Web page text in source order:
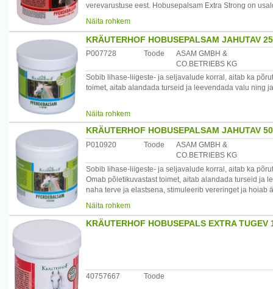
verevarustuse eest. Hobusepalsam Extra Strong on
Sobib suurepäraselt ka massaaživahendiks,
Koostis: hobukastan, punase viinapuu ekstrakt, meliss,
Kasutamine: kandke geeli pinges kohtadele ja
Päritolumaa: Saksamaa
Maaletooja: Startlan OÜ, Laki 30-413 Tallinn, Eesti
Näita rohkem
KRÄUTERHOF HOBUSEPALSAM JAHUTAV
P007728 Toode
ASAM GMBH &
CO.BETRIEBS KG
Sobib lihase-liigeste- ja seljavalude korral, aitab ka
toimet, aitab alandada turseid ja leevendada valu ning
Koostis: hobukastan, arnika, rosmariin, põldmündiõli,
Päritolumaa: Saksamaa
Maaletooja: Startlan OÜ, Laki 30-413 Tallinn, Eesti
Näita rohkem
KRÄUTERHOF HOBUSEPALSAM JAHUTAV
P010920 Toode
ASAM GMBH &
CO.BETRIEBS KG
Sobib lihase-liigeste- ja seljavalude korral, aitab ka
Omab põletikuvastast toimet, aitab alandada turseid ja
naha terve ja elastsena, stimuleerib vereringet ja hoiab
Päritolumaa: Saksamaa
Maaletooja: Startlan OÜ, Laki 30-413 Tallinn, Eesti
Näita rohkem
KRÄUTERHOF HOBUSEPALS EXTRA TUGEV
40757667 Toode